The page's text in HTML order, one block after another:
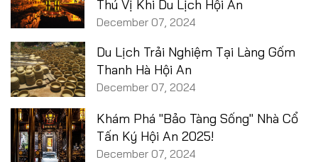
Thú Vị Khi Du Lịch Hội An
December 07, 2024
Du Lịch Trải Nghiệm Tại Làng Gốm
Thanh Hà Hội An
December 07, 2024
Khám Phá "Bảo Tàng Sống" Nhà Cổ
Tấn Ký Hội An 2025!
December 07, 2024